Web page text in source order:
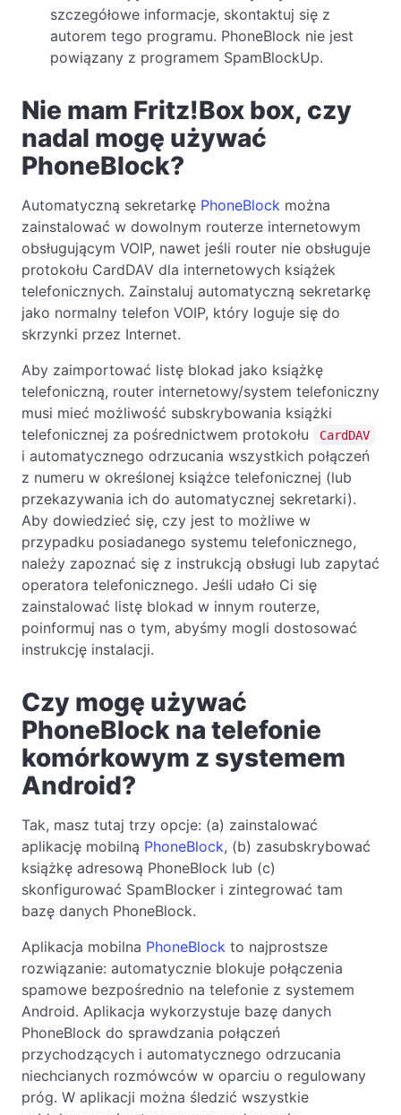
szczegółowe informacje, skontaktuj się z
autorem tego programu. PhoneBlock nie jest
powiązany z programem SpamBlockUp.
Nie mam Fritz!Box box, czy
nadal mogę używać
PhoneBlock?
Automatyczną sekretarkę PhoneBlock można
zainstalować w dowolnym routerze internetowym
obsługującym VOIP, nawet jeśli router nie obsługuje
protokołu CardDAV dla internetowych książek
telefonicznych. Zainstaluj automatyczną sekretarkę
jako normalny telefon VOIP, który loguje się do
skrzynki przez Internet.
Aby zaimportować listę blokad jako książkę
telefoniczną, router internetowy/system telefoniczny
musi mieć możliwość subskrybowania książki
telefonicznej za pośrednictwem protokołu
CardDAV
i automatycznego odrzucania wszystkich połączeń
z numeru w określonej książce telefonicznej (lub
przekazywania ich do automatycznej sekretarki).
Aby dowiedzieć się, czy jest to możliwe w
przypadku posiadanego systemu telefonicznego,
należy zapoznać się z instrukcją obsługi lub zapytać
operatora telefonicznego. Jeśli udało Ci się
zainstalować listę blokad w innym routerze,
poinformuj nas o tym, abyśmy mogli dostosować
instrukcję instalacji.
Czy mogę używać
PhoneBlock na telefonie
komórkowym z systemem
Android?
Tak, masz tutaj trzy opcje: (a) zainstalować
aplikację mobilną PhoneBlock, (b) zasubskrybować
książkę adresową PhoneBlock lub (c)
skonfigurować SpamBlocker i zintegrować tam
bazę danych PhoneBlock.
Aplikacja mobilna PhoneBlock to najprostsze
rozwiązanie: automatycznie blokuje połączenia
spamowe bezpośrednio na telefonie z systemem
Android. Aplikacja wykorzystuje bazę danych
PhoneBlock do sprawdzania połączeń
przychodzących i automatycznego odrzucania
niechcianych rozmówców w oparciu o regulowany
próg. W aplikacji można śledzić wszystkie